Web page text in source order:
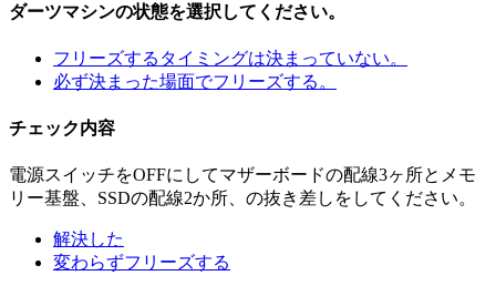
ダーツマシンの状態を選択してください。
フリーズするタイミングは決まっていない。
必ず決まった場面でフリーズする。
チェック内容
電源スイッチをOFFにしてマザーボードの配線3ヶ所とメモ
リー基盤、SSDの配線2か所、の抜き差しをしてください。
解決した
変わらずフリーズする